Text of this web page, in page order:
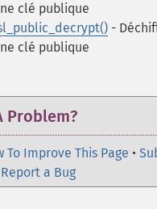
clé publique
-
clé publique
Problem?
To Improve This Page •
Report a Bug